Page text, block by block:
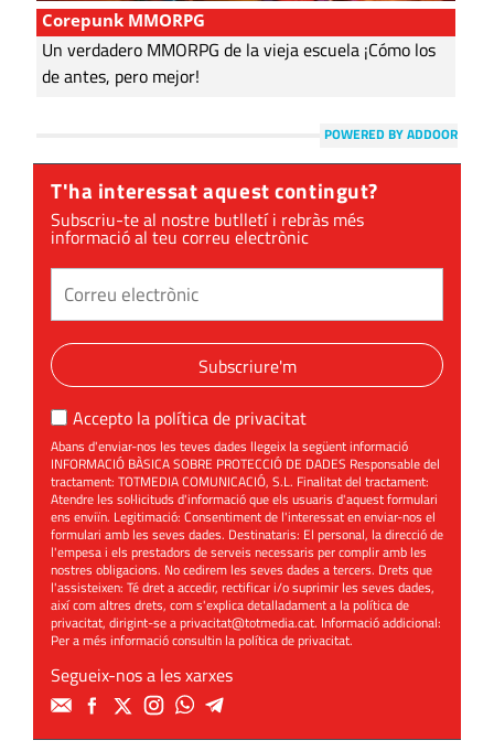
Corepunk MMORPG
Un verdadero MMORPG de la vieja escuela ¡Cómo los
de antes, pero mejor!
POWERED BY ADDOOR
T'ha interessat aquest contingut?
Subscriu-te al nostre butlletí i rebràs més
informació al teu correu electrònic
Subscriure'm
Accepto la política de privacitat
Abans d'enviar-nos les teves dades llegeix la següent informació
INFORMACIÓ BÀSICA SOBRE PROTECCIÓ DE DADES Responsable del
tractament: TOTMEDIA COMUNICACIÓ, S.L. Finalitat del tractament:
Atendre les sol·licituds d'informació que els usuaris d'aquest formulari
ens enviïn. Legitimació: Consentiment de l'interessat en enviar-nos el
formulari amb les seves dades. Destinataris: El personal, la direcció de
l'empesa i els prestadors de serveis necessaris per complir amb les
nostres obligacions. No cedirem les seves dades a tercers. Drets que
l'assisteixen: Té dret a accedir, rectificar i/o suprimir les seves dades,
així com altres drets, com s'explica detalladament a la política de
privacitat, dirigint-se aprivacitat@totmedia.cat. Informació addicional:
Per a més informació consultin lapolítica de privacitat.
Segueix-nos a les xarxes